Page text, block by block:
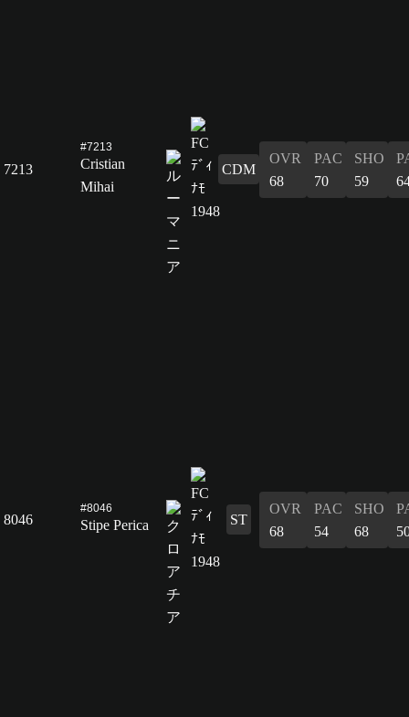
7213
#7213
Cristian
Mihai
CDM
OVR
68
PAC
70
SHO
59
8046
#8046
Stipe Perica ST
OVR
68
PAC
54
SHO
68